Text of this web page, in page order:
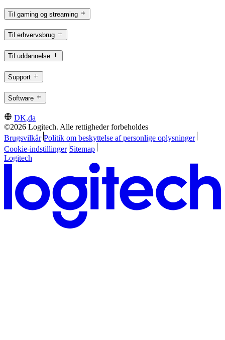
Til gaming og streaming
Til erhvervsbrug
Til uddannelse
Support
Software
DK,da
©2026 Logitech. Alle rettigheder forbeholdes
Brugsvilkår Politik om beskyttelse af personlige oplysninger
Cookie-indstillinger Sitemap
Logitech